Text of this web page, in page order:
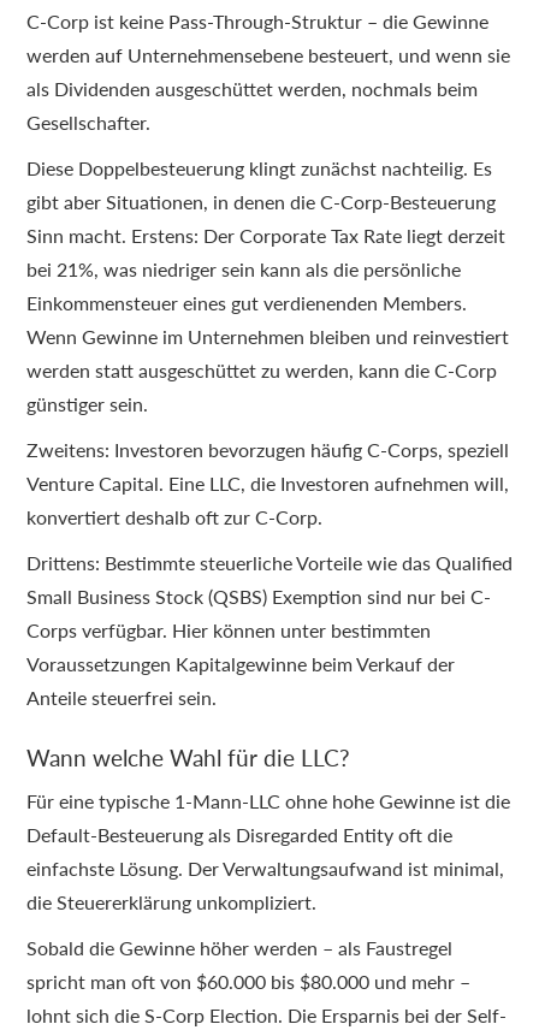
C-Corp ist keine Pass-Through-Struktur – die Gewinne
werden auf Unternehmensebene besteuert, und wenn sie
als Dividenden ausgeschüttet werden, nochmals beim
Gesellschafter.
Diese Doppelbesteuerung klingt zunächst nachteilig. Es
gibt aber Situationen, in denen die C-Corp-Besteuerung
Sinn macht. Erstens: Der Corporate Tax Rate liegt derzeit
bei 21%, was niedriger sein kann als die persönliche
Einkommensteuer eines gut verdienenden Members.
Wenn Gewinne im Unternehmen bleiben und reinvestiert
werden statt ausgeschüttet zu werden, kann die C-Corp
günstiger sein.
Zweitens: Investoren bevorzugen häufig C-Corps, speziell
Venture Capital. Eine LLC, die Investoren aufnehmen will,
konvertiert deshalb oft zur C-Corp.
Drittens: Bestimmte steuerliche Vorteile wie das Qualified
Small Business Stock (QSBS) Exemption sind nur bei C-
Corps verfügbar. Hier können unter bestimmten
Voraussetzungen Kapitalgewinne beim Verkauf der
Anteile steuerfrei sein.
Wann welche Wahl für die LLC?
Für eine typische 1-Mann-LLC ohne hohe Gewinne ist die
Default-Besteuerung als Disregarded Entity oft die
einfachste Lösung. Der Verwaltungsaufwand ist minimal,
die Steuererklärung unkompliziert.
Sobald die Gewinne höher werden – als Faustregel
spricht man oft von $60.000 bis $80.000 und mehr –
lohnt sich die S-Corp Election. Die Ersparnis bei der Self-